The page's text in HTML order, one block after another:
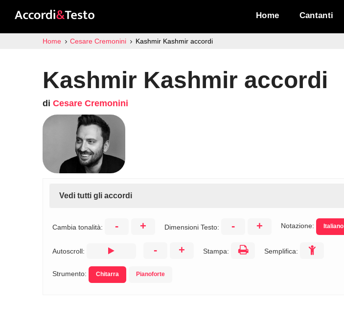
Home Cantanti
Home Cesare Cremonini Kashmir Kashmir accordi
Kashmir Kashmir accordi
di Cesare Cremonini
Vedi tutti gli accordi
Cambia tonalità: - + Dimensioni Testo: - + Notazione: Italiano
Autoscroll: - + Stampa: Semplifica:
Strumento: Chitarra Pianoforte